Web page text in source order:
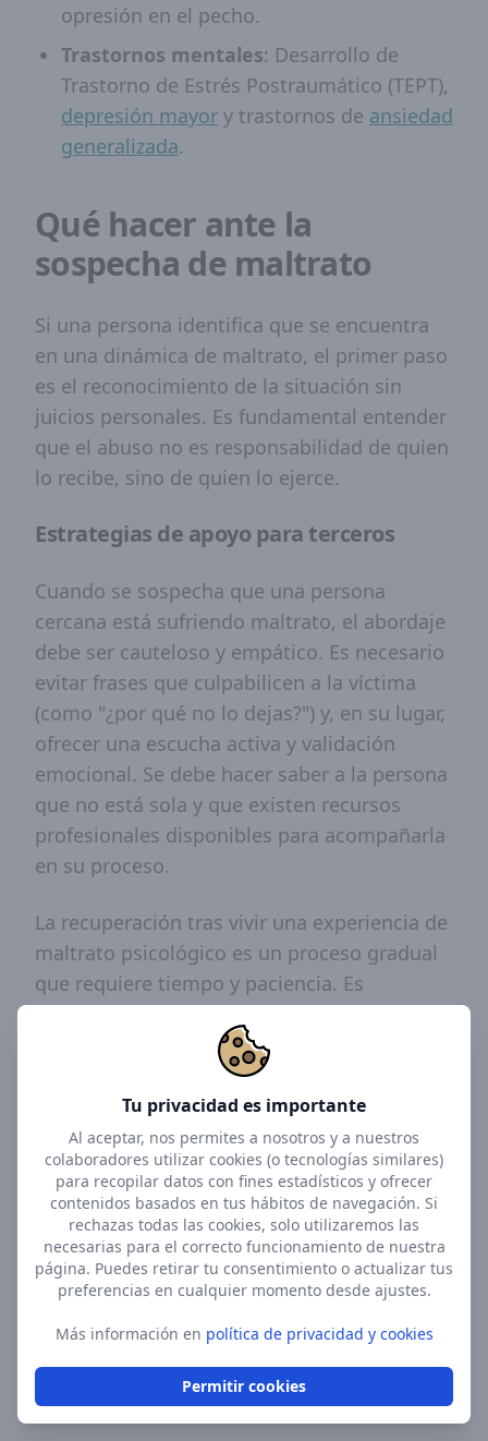
Tu privacidad es importante
Al aceptar, nos permites a nosotros y a nuestros
colaboradores utilizar cookies (o tecnologías similares)
para recopilar datos con fines estadísticos y ofrecer
contenidos basados en tus hábitos de navegación. Si
rechazas todas las cookies, solo utilizaremos las
necesarias para el correcto funcionamiento de nuestra
página. Puedes retirar tu consentimiento o actualizar tus
preferencias en cualquier momento desde ajustes.
Más información en política de privacidad y cookies
Permitir cookies
opresión en el pecho.
Trastornos mentales: Desarrollo de
Trastorno de Estrés Postraumático (TEPT),
depresión mayor y trastornos de ansiedad
generalizada.
Qué hacer ante la
sospecha de maltrato
Si una persona identifica que se encuentra
en una dinámica de maltrato, el primer paso
es el reconocimiento de la situación sin
juicios personales. Es fundamental entender
que el abuso no es responsabilidad de quien
lo recibe, sino de quien lo ejerce.
Estrategias de apoyo para terceros
Cuando se sospecha que una persona
cercana está sufriendo maltrato, el abordaje
debe ser cauteloso y empático. Es necesario
evitar frases que culpabilicen a la víctima
(como "¿por qué no lo dejas?") y, en su lugar,
ofrecer una escucha activa y validación
emocional. Se debe hacer saber a la persona
que no está sola y que existen recursos
profesionales disponibles para acompañarla
en su proceso.
La recuperación tras vivir una experiencia de
maltrato psicológico es un proceso gradual
que requiere tiempo y paciencia. Es
salud mental, como unpsicólogo
trabajar en la reconstrucción de la
autoestima y el manejo de las secuelas
emocionales de manera segura y ética.
Referencias
Gobierno de México - Comisión Nacional
para Prevenir y Erradicar la Violencia
contra las Mujeres (CONAVIM)
Cleveland Clinic. Love Bombing
National Domestic Violence Hotline. What
is Gaslighting?
¿Buscas apoyo con Relaciones de pareja?
4.8on Google